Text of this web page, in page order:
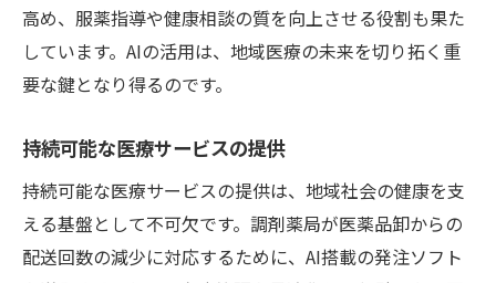
高め、服薬指導や健康相談の質を向上させる役割も果た
しています。AIの活用は、地域医療の未来を切り拓く重
要な鍵となり得るのです。
持続可能な医療サービスの提供
持続可能な医療サービスの提供は、地域社会の健康を支
える基盤として不可欠です。調剤薬局が医薬品卸からの
配送回数の減少に対応するために、AI搭載の発注ソフト